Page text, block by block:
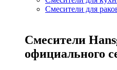
Смесители для
Смесители
официального